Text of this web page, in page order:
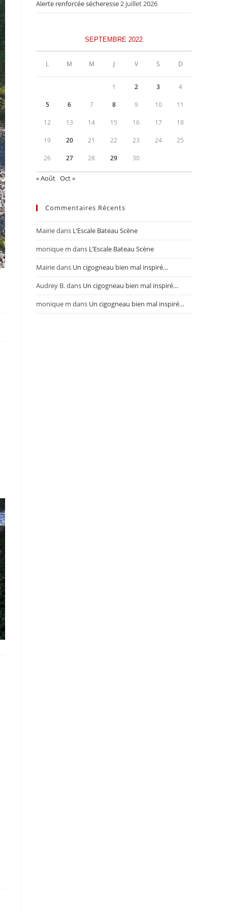
Alerte renforcée sécheresse2 juillet 2026
SEPTEMBRE 2022
L M M J V S D
1 2 3 4
5 6 7 8 9 10 11
12 13 14 15 16 17 18
19 20 21 22 23 24 25
26 27 28 29 30
« Août Oct »
Commentaires Récents
Mairiedans L’Escale Bateau Scène
monique m dans L’Escale Bateau Scène
Mairiedans Un cigogneau bien mal inspiré…
Audrey B.dans Un cigogneau bien mal inspiré…
monique m dans Un cigogneau bien mal inspiré…